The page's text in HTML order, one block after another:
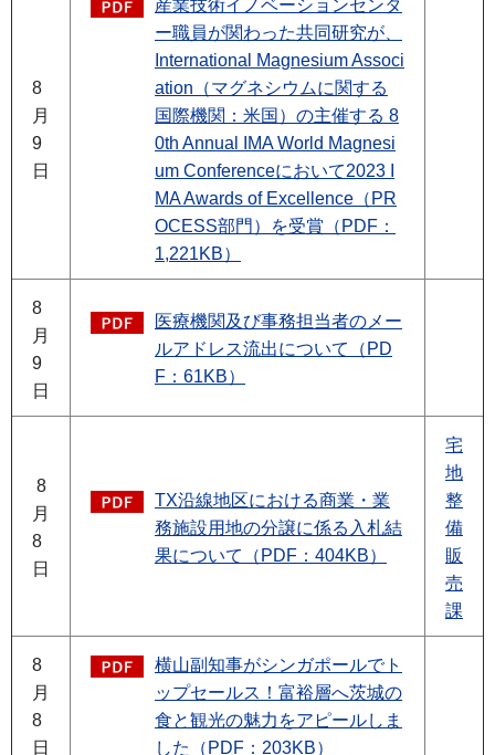
8
月
9
日
産業技術イノベーションセンタ
ー職員が関わった共同研究が、
International Magnesium Associ
ation（マグネシウムに関する
国際機関：米国）の主催する 8
0th Annual IMA World Magnesi
um Conferenceにおいて2023 I
MA Awards of Excellence（PR
OCESS部門）を受賞（PDF：
1,221KB）
8
月
9
日
医療機関及び事務担当者のメー
ルアドレス流出について（PD
F：61KB）
8
月
8
日
TX沿線地区における商業・業
務施設用地の分譲に係る入札結
果について（PDF：404KB）
宅
地
整
備
販
売
課
8
月
8
日
横山副知事がシンガポールでト
ップセールス！富裕層へ茨城の
食と観光の魅力をアピールしま
した（PDF：203KB）